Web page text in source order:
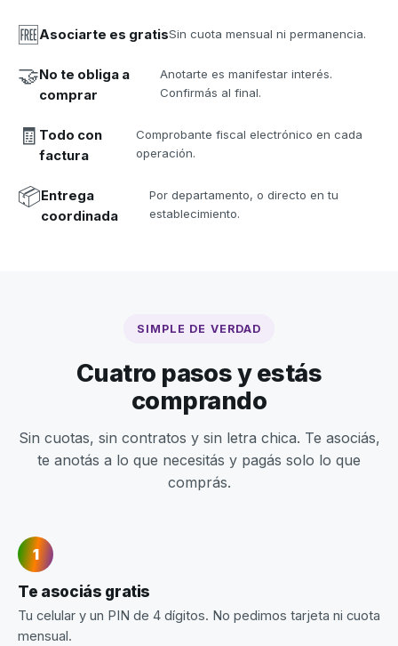
🆓Asociarte es gratisSin cuota mensual ni permanencia.
🤝No te obliga a
comprar
Anotarte es manifestar interés.
Confirmás al final.
🧾 Todo con
factura
Comprobante fiscal electrónico en cada
operación.
📦Entrega
coordinada
Por departamento, o directo en tu
establecimiento.
SIMPLE DE VERDAD
Cuatro pasos y estás
comprando
Sin cuotas, sin contratos y sin letra chica. Te asociás,
te anotás a lo que necesitás y pagás solo lo que
comprás.
Te asociás gratis
Tu celular y un PIN de 4 dígitos. No pedimos tarjeta ni cuota
mensual.